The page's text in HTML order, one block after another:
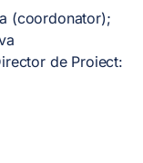
(coordonator);
de Proiect: